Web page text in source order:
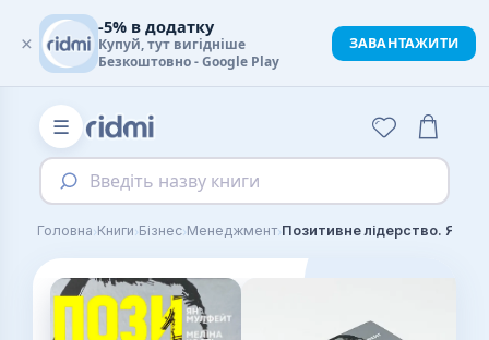
☰
Введіть назву книги
Головна›Книги›Бізнес›Менеджмент›
×
-5% в додатку
Купуй, тут вигідніше
Безкоштовно - Google Play
ЗАВАНТАЖИТИ